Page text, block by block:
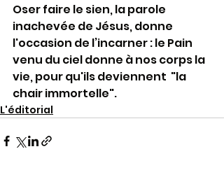
Oser faire le sien, la parole
inachevée de Jésus, donne
l'occasion de l’incarner : le Pain
venu du ciel donne à nos corps la
vie, pour qu'ils deviennent  "la
chair immortelle".
L'éditorial